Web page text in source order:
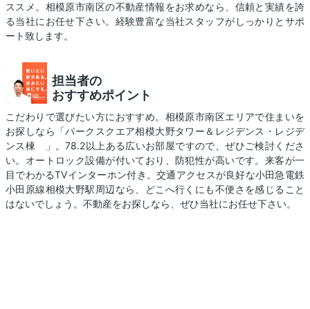
ススメ。相模原市南区の不動産情報をお求めなら、信頼と実績を誇
る当社にお任せ下さい。経験豊富な当社スタッフがしっかりとサポ
ート致します。
担当者の
おすすめポイント
こだわりで選びたい方におすすめ。相模原市南区エリアで住まいを
お探しなら「パークスクエア相模大野タワー＆レジデンス・レジデ
ンス棟 」。78.2以上ある広いお部屋ですので、ぜひご検討くださ
い。オートロック設備が付いており、防犯性が高いです。来客が一
目でわかるTVインターホン付き。交通アクセスが良好な小田急電鉄
小田原線相模大野駅周辺なら、どこへ行くにも不便さを感じること
はないでしょう。不動産をお探しなら、ぜひ当社にお任せ下さい。